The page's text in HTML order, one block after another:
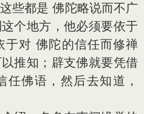
些都是 佛陀略说而不广
个地方，他必须要依于
于对 佛陀的信任而修禅
推知；辟支佛就要凭借
佛语，然后去知道，